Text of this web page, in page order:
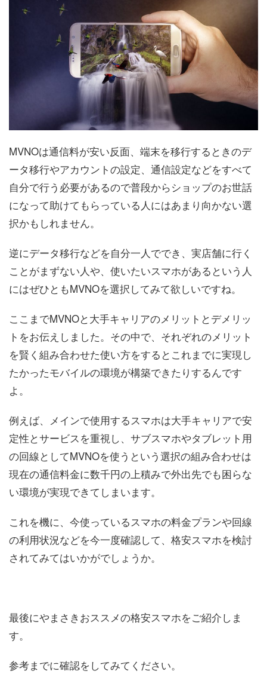
MVNOは通信料が安い反面、端末を移行するときのデ
ータ移行やアカウントの設定、通信設定などをすべて
自分で行う必要があるので普段からショップのお世話
になって助けてもらっている人にはあまり向かない選
択かもしれません。
逆にデータ移行などを自分一人ででき、実店舗に行く
ことがまずない人や、使いたいスマホがあるという人
にはぜひともMVNOを選択してみて欲しいですね。
ここまでMVNOと大手キャリアのメリットとデメリッ
トをお伝えしました。その中で、それぞれのメリット
を賢く組み合わせた使い方をするとこれまでに実現し
たかったモバイルの環境が構築できたりするんです
よ。
例えば、メインで使用するスマホは大手キャリアで安
定性とサービスを重視し、サブスマホやタブレット用
の回線としてMVNOを使うという選択の組み合わせは
現在の通信料金に数千円の上積みで外出先でも困らな
い環境が実現できてしまいます。
これを機に、今使っているスマホの料金プランや回線
の利用状況などを今一度確認して、格安スマホを検討
されてみてはいかがでしょうか。
最後にやまさきおススメの格安スマホをご紹介しま
す。
参考までに確認をしてみてください。